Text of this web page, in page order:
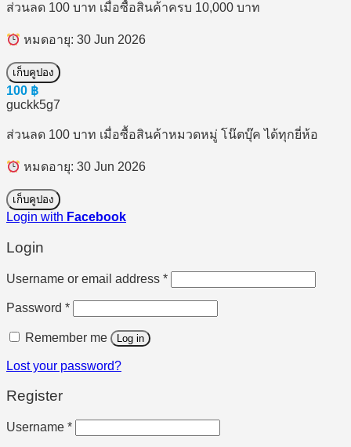
ส่วนลด 100 บาท เมื่อซื้อสินค้าครบ 10,000 บาท
หมดอายุ: 30 Jun 2026
เก็บคูปอง
100 ฿
guckk5g7
ส่วนลด 100 บาท เมื่อซื้อสินค้าหมวดหมู่ โน๊ตบุ๊ค ได้ทุกยี่ห้อ
หมดอายุ: 30 Jun 2026
เก็บคูปอง
Login with Facebook
Login
Username or email address *Required
Password *Required
Remember me Log in
Lost your password?
Register
Username *Required